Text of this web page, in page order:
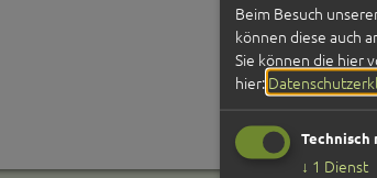
Beim Besuch
können diese auch
Sie können die hier
hier:
Technisch
↓ 1 Dienst